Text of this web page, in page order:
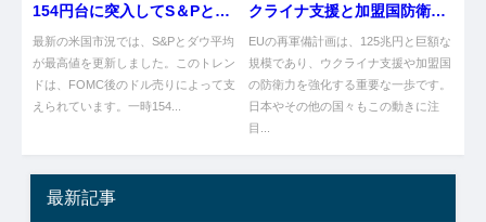
154円台に突入してS＆Pとダ
ウが絶好調やんけ！
最新の米国市況では、S&Pとダウ平均
が最高値を更新しました。このトレン
ドは、FOMC後のドル売りによって支
えられています。一時154...
クライナ支援と加盟国防衛力
強化の狙い
EUの再軍備計画は、125兆円と巨額な
規模であり、ウクライナ支援や加盟国
の防衛力を強化する重要な一歩です。
日本やその他の国々もこの動きに注
目...
最新記事